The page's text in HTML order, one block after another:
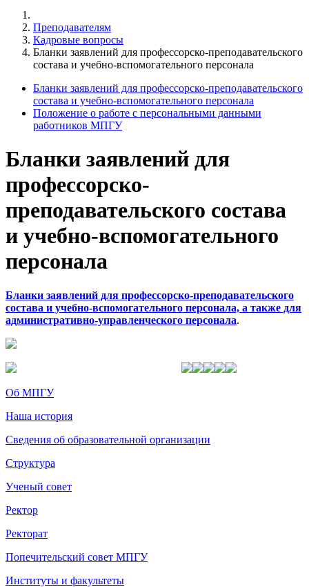
Преподавателям
Кадровые вопросы
Бланки заявлений для профессорско-преподавательского
состава и учебно-вспомогательного персонала
Бланки заявлений для профессорско-преподавательского
состава и учебно-вспомогательного персонала
Положение о работе с персональными данными
работников МПГУ
Бланки заявлений для
профессорско-
преподавательского состава
и учебно-вспомогательного
персонала
Бланки заявлений для профессорско-преподавательского
состава и учебно-вспомогательного персонала, а также для
административно-управленческого персонала.
Об МПГУ
Наша история
Сведения об образовательной организации
Структура
Ученый совет
Ректор
Ректорат
Попечительский совет МПГУ
Институты и факультеты